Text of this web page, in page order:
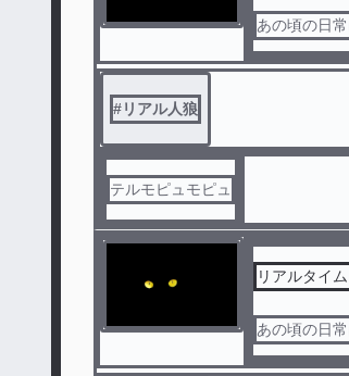
あの頃の日
#リアル人狼
テルモピュモピュ
リアルタイ
あの頃の日